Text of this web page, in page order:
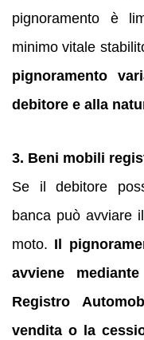
pignoramento è
minimo vitale
pignoramento
debitore e alla
3. Beni mobili
Se il debitore
banca può avviare
moto. Il
avviene
Registro
vendita o la